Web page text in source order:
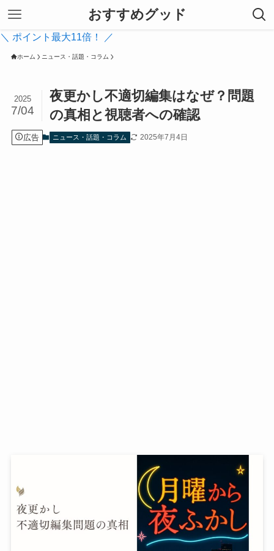
おすすめグッド
＼ ポイント最大11倍！ ／
ホーム ニュース・話題・コラム
夜更かし不適切編集はなぜ？問題
の真相と視聴者への確認
2025
7/04
広告 ニュース・話題・コラム 2025年7月4日